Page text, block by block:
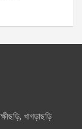
খাগড়াছড়ি